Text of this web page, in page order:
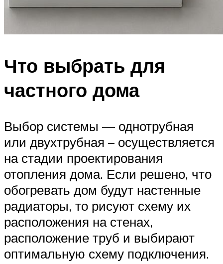
Что выбрать для
частного дома
Выбор системы — однотрубная
или двухтрубная – осуществляется
на стадии проектирования
отопления дома. Если решено, что
обогревать дом будут настенные
радиаторы, то рисуют схему их
расположения на стенах,
расположение труб и выбирают
оптимальную схему подключения.